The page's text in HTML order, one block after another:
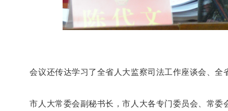
会议还传达学习了全省人大监察司法工作座谈会、
市人大常委会副秘书长，市人大各专门委员会、常